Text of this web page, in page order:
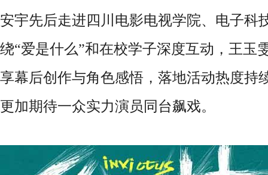
安宇先后走进四川电影电视学院、电子科
绕“爱是什么”和在校学子深度互动，王玉
享幕后创作与角色感悟，落地活动热度持
更加期待一众实力演员同台飙戏。